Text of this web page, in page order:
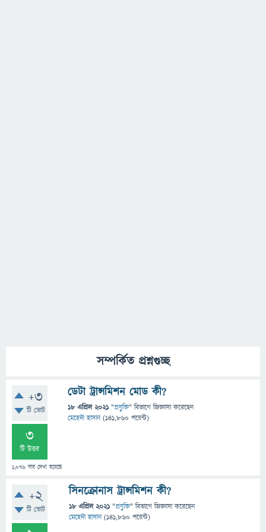
সম্পর্কিত প্রশ্নগুচ্ছ
+3
টি ভোট
3
টি উত্তর
1,076 বার দেখা হয়েছে
ডেটা ট্রান্সমিশন মোড কী?
18 এপ্রিল 2021 "প্রযুক্তি" বিভাগে জিজ্ঞাসাকরেছেন
মেহেদী হাসান (141,860 পয়েন্ট)
+2
টি ভোট
সিনক্রোনাস ট্রান্সমিশন কী?
18 এপ্রিল 2021 "প্রযুক্তি" বিভাগে জিজ্ঞাসাকরেছেন
মেহেদী হাসান (141,860 পয়েন্ট)